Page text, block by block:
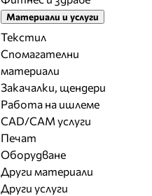
Материали и услуги
Текстил
Спомагателни
материали
Закачалки, щендери
Работа на ишлеме
CAD/CAM услуги
Печат
Оборудване
Други материали
Други услуги